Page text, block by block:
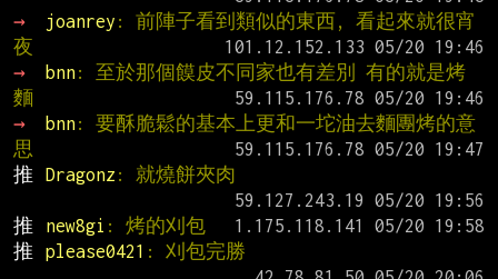
→
joanrey : 前陣子看到類似的東西, 看起來就很宵
夜
→
bnn: 至於那個饃皮不同家也有差別 有的就是烤
麵
→
bnn: 要酥脆鬆的基本上更和一坨油去麵團烤的意
思
推
Dragonz : 就燒餅夾肉
推
new8gi : 烤的刈包
推
please0421 : 刈包完勝